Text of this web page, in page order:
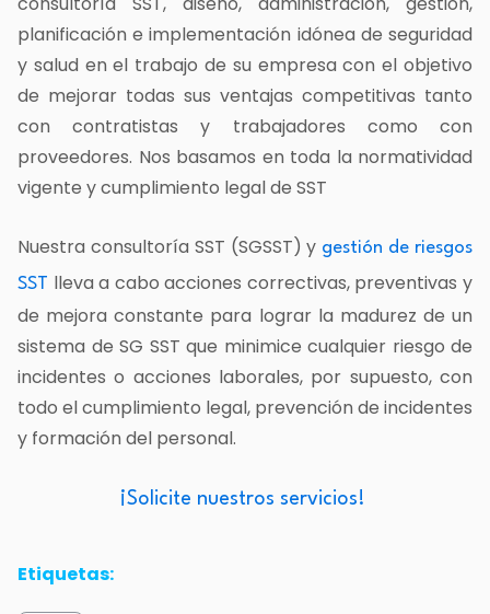
planificación e implementación idónea de seguridad
y salud en el trabajo de su empresa con el objetivo
de mejorar todas sus ventajas competitivas tanto
con contratistas y trabajadores como con
proveedores. Nos basamos en toda la normatividad
vigente y cumplimiento legal de SST
Nuestra consultoría SST (SGSST) y gestión de riesgos
SST lleva a cabo acciones correctivas, preventivas y
de mejora constante para lograr la madurez de un
sistema de SG SST que minimice cualquier riesgo de
incidentes o acciones laborales, por supuesto, con
todo el cumplimiento legal, prevención de incidentes
y formación del personal.
¡Solicite nuestros servicios!
Etiquetas: